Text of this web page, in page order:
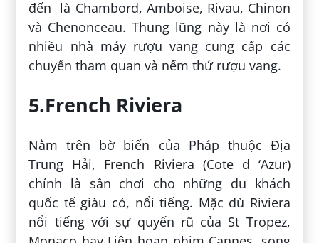
đến là Chambord, Amboise, Rivau, Chinon
và Chenonceau. Thung lũng này là nơi có
nhiều nhà máy rượu vang cung cấp các
chuyến tham quan và nếm thử rượu vang.
5.French Riviera
Nằm trên bờ biển của Pháp thuộc Địa
Trung Hải, French Riviera (Cote d ‘Azur)
chính là sân chơi cho những du khách
quốc tế giàu có, nổi tiếng. Mặc dù Riviera
nổi tiếng với sự quyến rũ của St Tropez,